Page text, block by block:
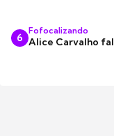
6
Fofocalizando
Alice Carvalho